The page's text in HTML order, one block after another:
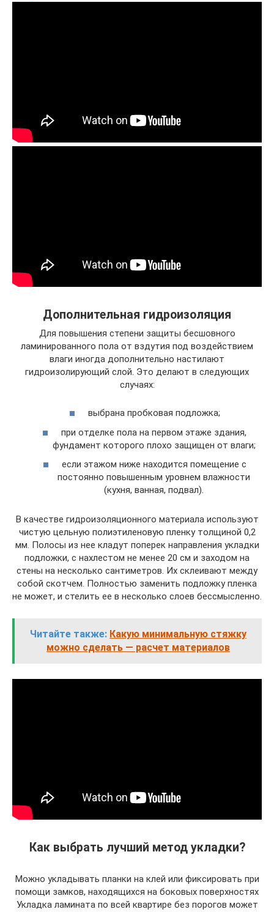
Дополнительная гидроизоляция
Для повышения степени защиты бесшовного
ламинированного пола от вздутия под воздействием
влаги иногда дополнительно настилают
гидроизолирующий слой. Это делают в следующих
случаях:
выбрана пробковая подложка;
при отделке пола на первом этаже здания,
фундамент которого плохо защищен от влаги;
если этажом ниже находится помещение с
постоянно повышенным уровнем влажности
(кухня, ванная, подвал).
В качестве гидроизоляционного материала используют
чистую цельную полиэтиленовую пленку толщиной 0,2
мм. Полосы из нее кладут поперек направления укладки
подложки, с нахлестом не менее 20 см и заходом на
стены на несколько сантиметров. Их склеивают между
собой скотчем. Полностью заменить подложку пленка
не может, и стелить ее в несколько слоев бессмысленно.
Читайте также: Какую минимальную стяжку
можно сделать — расчет материалов
Как выбрать лучший метод укладки?
Можно укладывать планки на клей или фиксировать при
помощи замков, находящихся на боковых поверхностях
Укладка ламината по всей квартире без порогов может